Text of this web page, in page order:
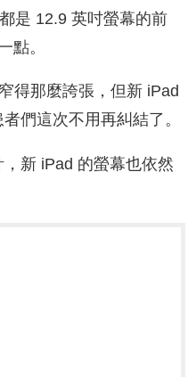
是 12.9 英吋螢幕的前
點。
得那麼誇張，但新 iPad
們這次不用再糾結了。
新 iPad 的螢幕也依然